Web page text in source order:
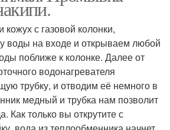
кожух с газовой колонки,
воды на входе и открываем любой
поближе к колонке. Далее от
водонагревателя
трубку, и отводим её немного в
медный и трубка нам позволит
Как только вы открутите с